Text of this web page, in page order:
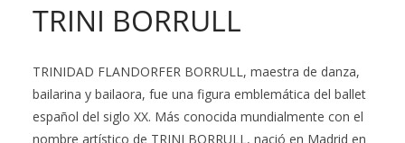
TRINI BORRULL
TRINIDAD FLANDORFER BORRULL, maestra de danza,
bailarina y bailaora, fue una figura emblemática del ballet
español del siglo XX. Más conocida mundialmente con el
nombre artístico de TRINI BORRULL, nació en Madrid en